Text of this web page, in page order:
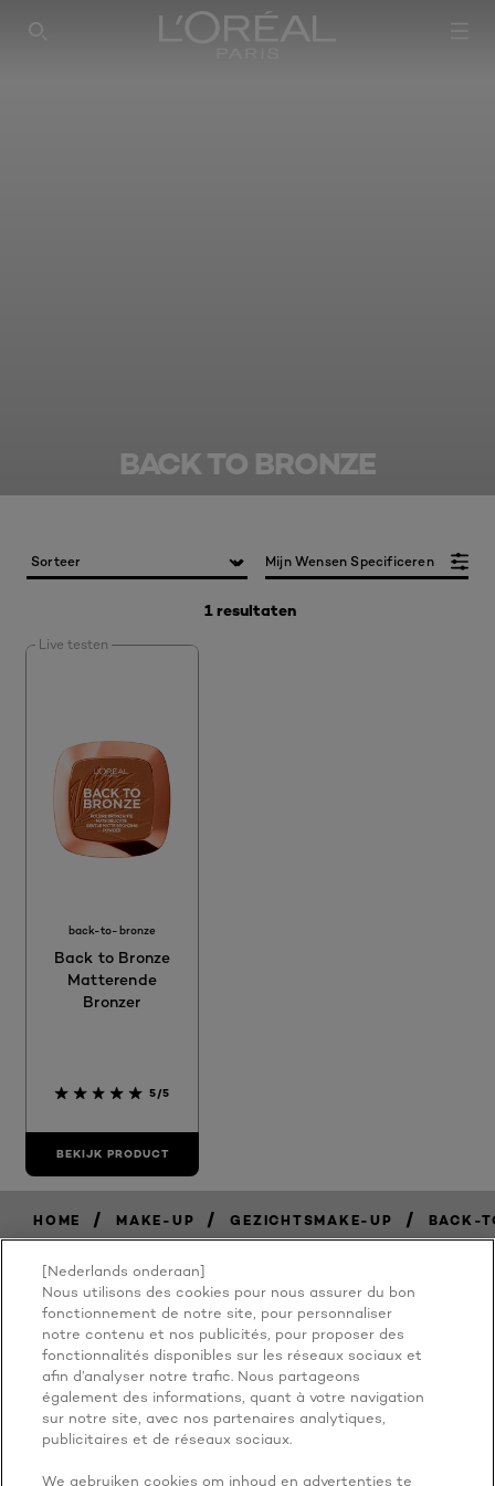
BACK TO BRONZE
1 resultaten
Mijn Wensen Specificeren
Live testen
back-to-bronze
Back to Bronze
Matterende
Bronzer
5/5
BEKIJK PRODUCT
HOME / MAKE-UP / GEZICHTSMAKE-UP / BACK-
BECAUSE
YOU'RE
WORTH IT
[Nederlands onderaan]
Nous utilisons des cookies pour nous assurer du bon
fonctionnement de notre site, pour personnaliser
notre contenu et nos publicités, pour proposer des
fonctionnalités disponibles sur les réseaux sociaux et
afin d’analyser notre trafic. Nous partageons
également des informations, quant à votre navigation
sur notre site, avec nos partenaires analytiques,
publicitaires et de réseaux sociaux.
We gebruiken cookies om inhoud en advertenties te